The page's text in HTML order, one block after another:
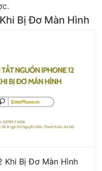
Bị Đơ Màn Hình
Khi Bị Đơ Màn Hình